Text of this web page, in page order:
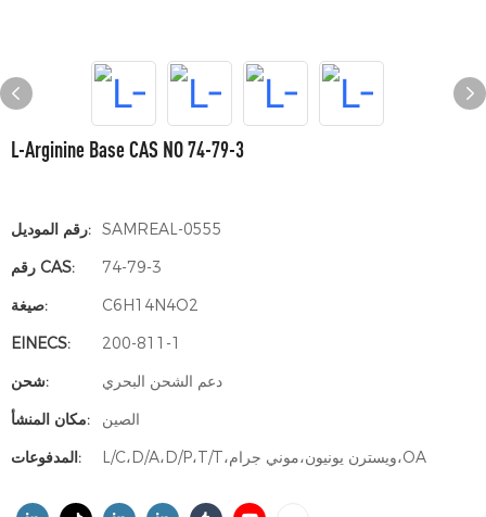
L-Arginine Base CAS NO 74-79-3
رقم الموديل: SAMREAL-0555
رقم CAS:
74-79-3
صيغة:
C6H14N4O2
EINECS:
200-811-1
شحن:
دعم الشحن البحري
مكان المنشأ:
الصين
المدفوعات:
L/C،D/A،D/P،T/T،ويسترن يونيون،موني جرام،OA